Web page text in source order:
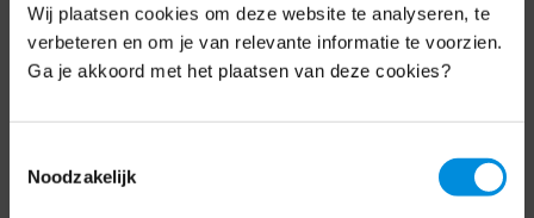
Wij plaatsen cookies om deze website te analyseren, te
verbeteren en om je van relevante informatie te voorzien.
Ga je akkoord met het plaatsen van deze cookies?
Noodzakelijk
Direct naar
Over ons
Bezuidenhoutseweg 12